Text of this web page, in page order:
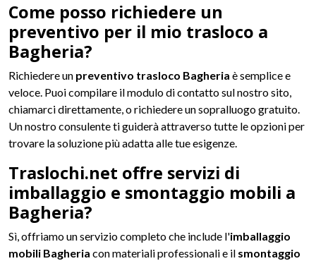
Come posso richiedere un
preventivo per il mio trasloco a
Bagheria?
Richiedere un preventivo trasloco Bagheria è semplice e
veloce. Puoi compilare il modulo di contatto sul nostro sito,
chiamarci direttamente, o richiedere un sopralluogo gratuito.
Un nostro consulente ti guiderà attraverso tutte le opzioni per
trovare la soluzione più adatta alle tue esigenze.
Traslochi.net offre servizi di
imballaggio e smontaggio mobili a
Bagheria?
Sì, offriamo un servizio completo che include l'imballaggio
mobili Bagheria con materiali professionali e il smontaggio